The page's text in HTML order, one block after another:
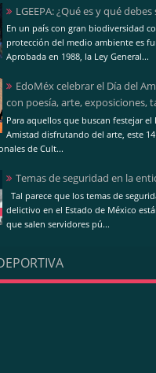
LGEEPA: ¿Qué es y qué debes
En un país con gran biodiversidad
protección del medio ambiente es
Aprobada en 1988, la Ley General...
EdoMéx celebrar el Día del
con poesía, arte, exposiciones,
Para aquellos que buscan festejar el
Amistad disfrutando del arte, este
de Cult...
Temas de seguridad en la
Tal parece que los temas de
delictivo en el Estado de México
que salen servidores pú...